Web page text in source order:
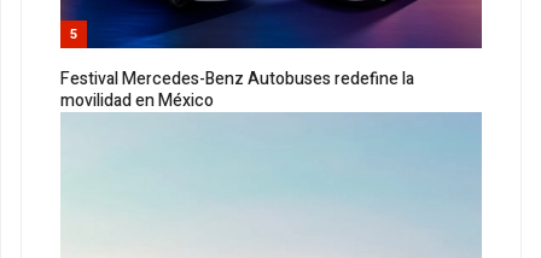
5
Festival Mercedes-Benz Autobuses redefine la
movilidad en México